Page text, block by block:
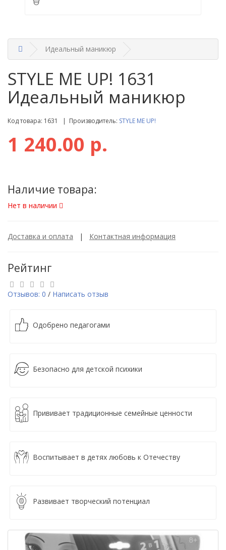
Идеальный маникюр
STYLE ME UP! 1631
Идеальный маникюр
Код товара: 1631 | Производитель: STYLE ME UP!
1 240.00 р.
Наличие товара:
Нет в наличии
Доставка и оплата | Контактная информация
Рейтинг
Отзывов: 0 / Написать отзыв
Одобрено педагогами
Безопасно для детской психики
Прививает традиционные семейные ценности
Воспитывает в детях любовь к Отечеству
Развивает творческий потенциал